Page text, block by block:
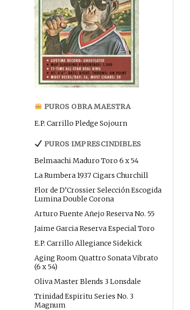
PUROS OBRA MAESTRA
E.P. Carrillo Pledge Sojourn
PUROS IMPRESCINDIBLES
Belmaachi Maduro Toro 6 x 54
La Rumbera 1937 Cigars Churchill
Flor de D’Crossier Selección Escogida
Lumina Double Corona
Arturo Fuente Añejo Reserva No. 55
Jaime Garcia Reserva Especial Toro
E.P. Carrillo Allegiance Sidekick
Aging Room Quattro Sonata Vibrato
(6 x 54)
Oliva Master Blends 3 Lonsdale
Trinidad Espiritu Series No. 3
Magnum